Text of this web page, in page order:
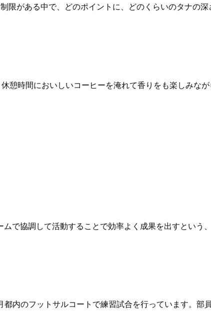
がある中で、どのポイントに、どのくらいのタナの
憩時間においしいコーヒーを淹れて香りをも楽しみな
で協調して活動することで効率よく成果を出すという
内のフットサルコートで練習試合を行っています。部